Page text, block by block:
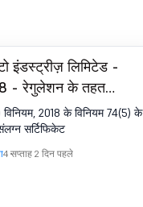
इंडस्ट्रीज़ लिमिटेड -
- रेगुलेशन के तहत
सर्टिफिकेट. SEBI (DP)
का 74(5)
विनियम, 2018 के विनियम 74(5) के
सर्टिफिकेट
4 सप्ताह 2 दिन पहले